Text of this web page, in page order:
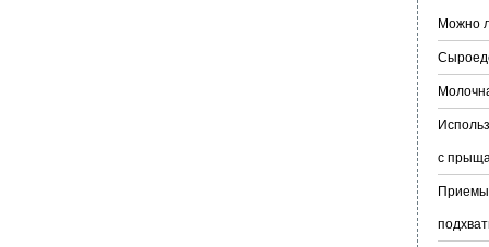
Можно
с
Приемы